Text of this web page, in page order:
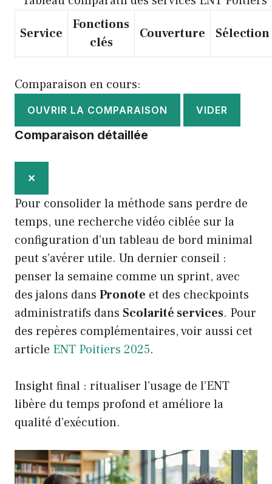
Service
Fonctions
clés
Couverture Sélection
Comparaison en cours:
OUVRIR LA COMPARAISON VIDER
Comparaison détaillée
✕
Pour consolider la méthode sans perdre de
temps, une recherche vidéo ciblée sur la
configuration d’un tableau de bord minimal
peut s’avérer utile. Un dernier conseil :
penser la semaine comme un sprint, avec
des jalons dans Pronote et des checkpoints
administratifs dans Scolarité services. Pour
des repères complémentaires, voir aussi cet
article ENT Poitiers 2025.
Insight final : ritualiser l’usage de l’ENT
libère du temps profond et améliore la
qualité d’exécution.